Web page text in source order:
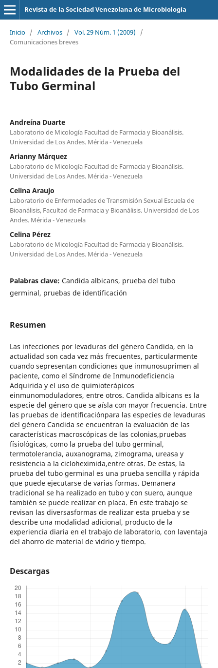
Revista de la Sociedad Venezolana de Microbiología
Inicio / Archivos / Vol. 29 Núm. 1 (2009)
/
Comunicaciones breves
Modalidades de la Prueba del
Tubo Germinal
Andreína Duarte
Laboratorio de Micología Facultad de Farmacia y Bioanálisis.
Universidad de Los Andes. Mérida - Venezuela
Arianny Márquez
Laboratorio de Micología Facultad de Farmacia y Bioanálisis.
Universidad de Los Andes. Mérida - Venezuela
Celina Araujo
Laboratorio de Enfermedades de Transmisión Sexual Escuela de
Bioanálisis, Facultad de Farmacia y Bioanálisis. Universidad de Los
Andes. Mérida - Venezuela
Celina Pérez
Laboratorio de Micología Facultad de Farmacia y Bioanálisis.
Universidad de Los Andes. Mérida - Venezuela
Palabras clave: Candida albicans, prueba del tubo
germinal, pruebas de identificación
Resumen
Las infecciones por levaduras del género Candida, en la
actualidad son cada vez más frecuentes, particularmente
cuando sepresentan condiciones que inmunosuprimen al
paciente, como el Síndrome de Inmunodeficiencia
Adquirida y el uso de quimioterápicos
einmunomoduladores, entre otros. Candida albicans es la
especie del género que se aísla con mayor frecuencia. Entre
las pruebas de identificaciónpara las especies de levaduras
del género Candida se encuentran la evaluación de las
características macroscópicas de las colonias,pruebas
físiológicas, como la prueba del tubo germinal,
termotolerancia, auxanograma, zimograma, ureasa y
resistencia a la cicloheximida,entre otras. De estas, la
prueba del tubo germinal es una prueba sencilla y rápida
que puede ejecutarse de varias formas. Demanera
tradicional se ha realizado en tubo y con suero, aunque
también se puede realizar en placa. En este trabajo se
revisan las diversasformas de realizar esta prueba y se
describe una modalidad adicional, producto de la
experiencia diaria en el trabajo de laboratorio, con laventaja
del ahorro de material de vidrio y tiempo.
Descargas